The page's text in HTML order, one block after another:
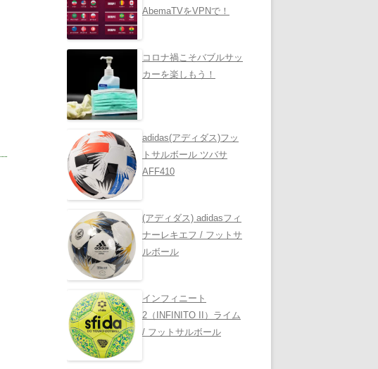
AbemaTVをVPNで！
コロナ禍こそバブルサッ
カーを楽しもう！
adidas(アディダス)フッ
トサルボール ツバサ
AFF410
(アディダス) adidasフィ
ナーレキエフ / フットサ
ルボール
インフィニート
2（INFINITO II）ライム
/ フットサルボール